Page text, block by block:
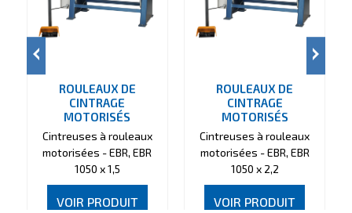
ROULEAUX DE
CINTRAGE
MOTORISÉS
Cintreuses à rouleaux
motorisées - EBR, EBR
1050 x 1,5
VOIR PRODUIT
ROULEAUX DE
CINTRAGE
MOTORISÉS
Cintreuses à rouleaux
motorisées - EBR, EBR
1050 x 2,2
VOIR PRODUIT